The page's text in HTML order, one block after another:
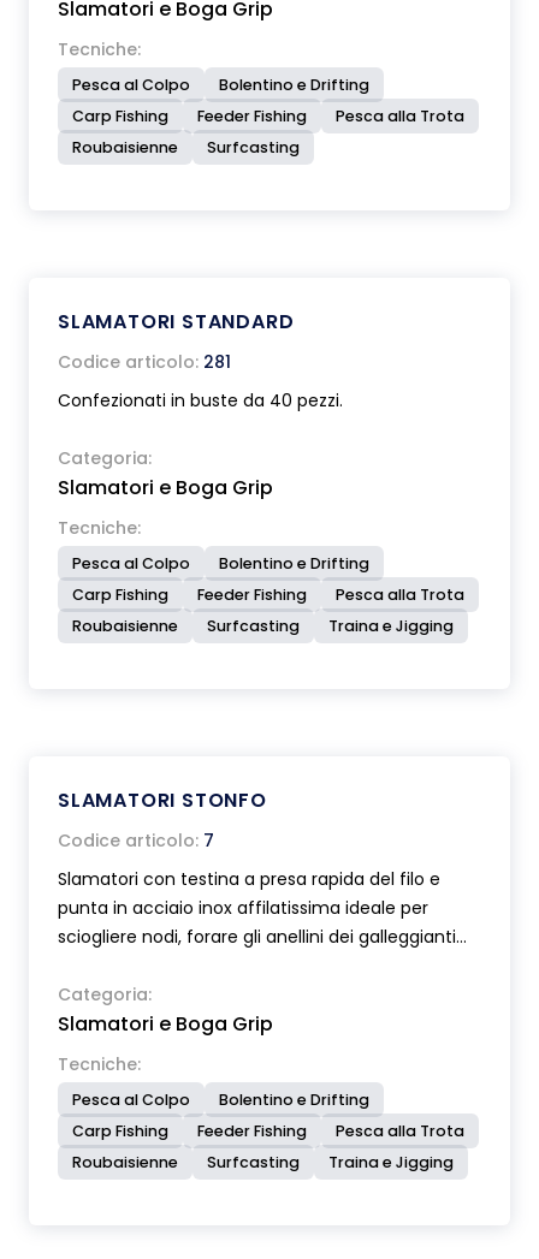
Slamatori e Boga Grip
Tecniche:
Pesca al Colpo
Bolentino e Drifting
Carp Fishing
Feeder Fishing
Pesca alla Trota
Roubaisienne
Surfcasting
SLAMATORI STANDARD
Codice articolo: 281
Confezionati in buste da 40 pezzi.
Categoria:
Slamatori e Boga Grip
Tecniche:
Pesca al Colpo
Bolentino e Drifting
Carp Fishing
Feeder Fishing
Pesca alla Trota
Roubaisienne
Surfcasting Traina e Jigging
SLAMATORI STONFO
Codice articolo: 7
Slamatori con testina a presa rapida del filo e
punta in acciaio inox affilatissima ideale per
sciogliere nodi, forare gli anellini dei galleggianti
clip.
Categoria:
Slamatori e Boga Grip
Tecniche:
Pesca al Colpo
Bolentino e Drifting
Carp Fishing
Feeder Fishing
Pesca alla Trota
Roubaisienne
Surfcasting Traina e Jigging